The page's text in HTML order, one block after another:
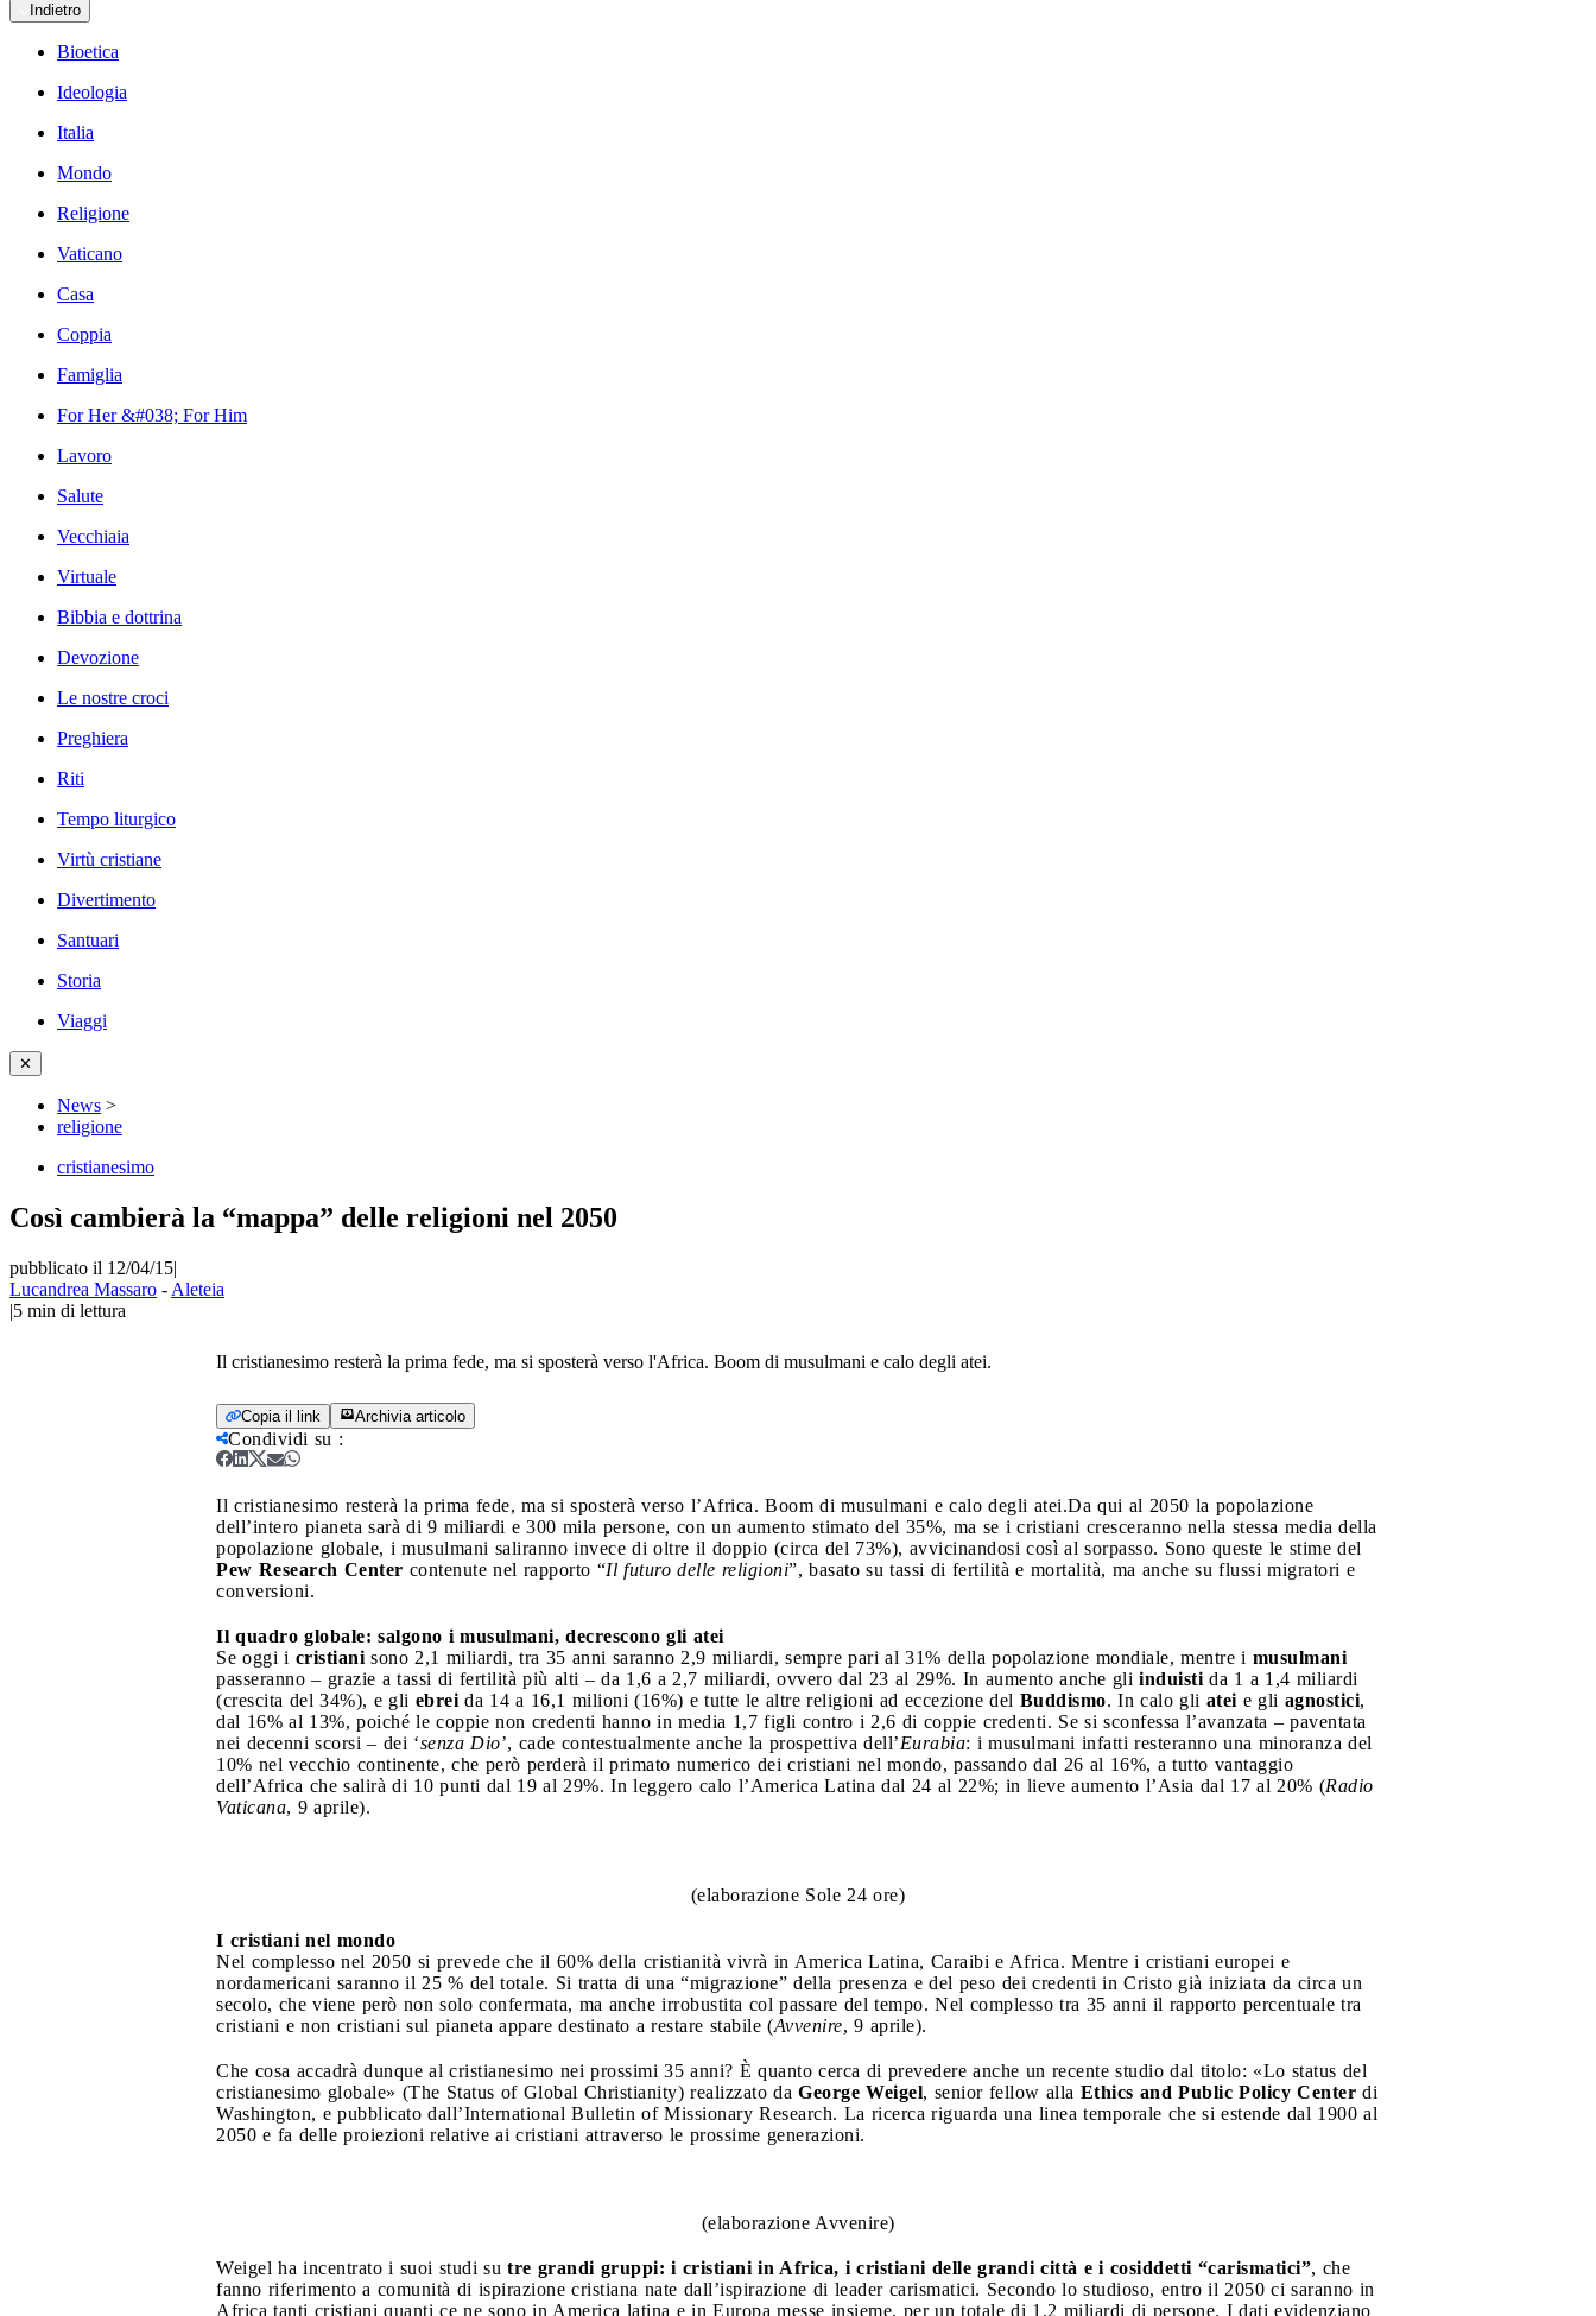
Indietro
Bioetica
Ideologia
Italia
Mondo
Religione
Vaticano
Casa
Coppia
Famiglia
For Her &#038; For Him
Lavoro
Salute
Vecchiaia
Virtuale
Bibbia e dottrina
Devozione
Le nostre croci
Preghiera
Riti
Tempo liturgico
Virtù cristiane
Divertimento
Santuari
Storia
Viaggi
✕
News >
religione
cristianesimo
Così cambierà la “mappa” delle religioni nel 2050
pubblicato il 12/04/15|
Lucandrea Massaro - Aleteia
|5 min di lettura
Il cristianesimo resterà la prima fede, ma si sposterà verso l'Africa. Boom di musulmani e calo degli atei.
Copia il link Archivia articolo
Condividi su :
Il cristianesimo resterà la prima fede, ma si sposterà verso l’Africa. Boom di musulmani e calo degli atei.Da qui al 2050 la popolazione
dell’intero pianeta sarà di 9 miliardi e 300 mila persone, con un aumento stimato del 35%, ma se i cristiani cresceranno nella stessa media della
popolazione globale, i musulmani saliranno invece di oltre il doppio (circa del 73%), avvicinandosi così al sorpasso. Sono queste le stime del
Pew Research Center contenute nel rapporto “Il futuro delle religioni”, basato su tassi di fertilità e mortalità, ma anche su flussi migratori e
conversioni.
Il quadro globale: salgono i musulmani, decrescono gli atei
Se oggi i cristiani sono 2,1 miliardi, tra 35 anni saranno 2,9 miliardi, sempre pari al 31% della popolazione mondiale, mentre i musulmani
passeranno – grazie a tassi di fertilità più alti – da 1,6 a 2,7 miliardi, ovvero dal 23 al 29%. In aumento anche gli induisti da 1 a 1,4 miliardi
(crescita del 34%), e gli ebrei da 14 a 16,1 milioni (16%) e tutte le altre religioni ad eccezione del Buddismo. In calo gli atei e gli agnostici,
dal 16% al 13%, poiché le coppie non credenti hanno in media 1,7 figli contro i 2,6 di coppie credenti. Se si sconfessa l’avanzata – paventata
nei decenni scorsi – dei ‘senza Dio’, cade contestualmente anche la prospettiva dell’Eurabia: i musulmani infatti resteranno una minoranza del
10% nel vecchio continente, che però perderà il primato numerico dei cristiani nel mondo, passando dal 26 al 16%, a tutto vantaggio
dell’Africa che salirà di 10 punti dal 19 al 29%. In leggero calo l’America Latina dal 24 al 22%; in lieve aumento l’Asia dal 17 al 20% (Radio
Vaticana, 9 aprile).
(elaborazione Sole 24 ore)
I cristiani nel mondo
Nel complesso nel 2050 si prevede che il 60% della cristianità vivrà in America Latina, Caraibi e Africa. Mentre i cristiani europei e
nordamericani saranno il 25 % del totale. Si tratta di una “migrazione” della presenza e del peso dei credenti in Cristo già iniziata da circa un
secolo, che viene però non solo confermata, ma anche irrobustita col passare del tempo. Nel complesso tra 35 anni il rapporto percentuale tra
cristiani e non cristiani sul pianeta appare destinato a restare stabile (Avvenire, 9 aprile).
Che cosa accadrà dunque al cristianesimo nei prossimi 35 anni? È quanto cerca di prevedere anche un recente studio dal titolo: «Lo status del
cristianesimo globale» (The Status of Global Christianity) realizzato da George Weigel, senior fellow alla Ethics and Public Policy Center di
Washington, e pubblicato dall’International Bulletin of Missionary Research. La ricerca riguarda una linea temporale che si estende dal 1900 al
2050 e fa delle proiezioni relative ai cristiani attraverso le prossime generazioni.
(elaborazione Avvenire)
Weigel ha incentrato i suoi studi su tre grandi gruppi: i cristiani in Africa, i cristiani delle grandi città e i cosiddetti “carismatici”, che
fanno riferimento a comunità di ispirazione cristiana nate dall’ispirazione di leader carismatici. Secondo lo studioso, entro il 2050 ci saranno in
Africa tanti cristiani quanti ce ne sono in America latina e in Europa messe insieme, per un totale di 1,2 miliardi di persone. I dati evidenziano